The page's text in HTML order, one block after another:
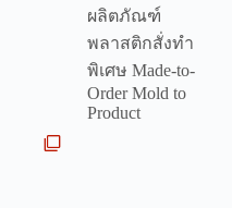
ผลิตภัณฑ์
พลาสติกสั่งทำ
พิเศษ Made-to-
Order Mold to
Product